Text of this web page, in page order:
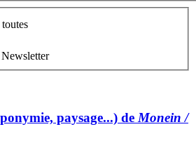
paysage...) de Monein /